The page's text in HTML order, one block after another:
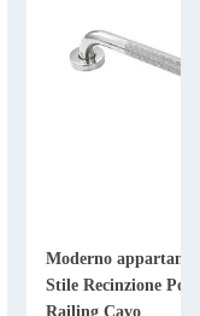
Moderno
Stile Recinzione
Railing Cavo